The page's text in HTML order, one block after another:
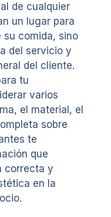
de cualquier
un lugar para
su comida, sino
del servicio y
del cliente.
tu
varios
el material, el
sobre
te
que
correcta y
en la